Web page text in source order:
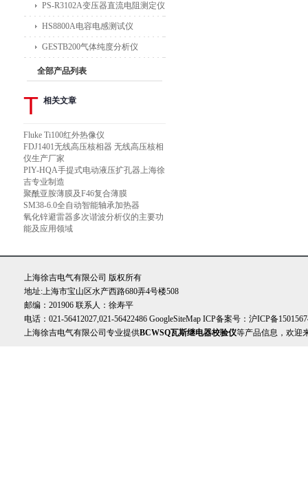
PS-R3102A变压器直流电阻测定仪
HS8800A电容电感测试仪
GESTB200气体纯度分析仪
全部产品列表
T 相关文章
Fluke Ti100红外热像仪
FDJ1401无线高压核相器 无线高压核相
仪生产厂家
PIY-HQA手提式电动液压扩孔器上海徐
吉专业制造
聚酰亚胺薄膜及F46复合薄膜
SM38-6.0全自动智能轴承加热器
氧化锌避雷器多次谐波分析仪的主要功
能及应用领域
上海徐吉电气有限公司 版权所有
地址:上海市宝山区水产西路680弄4号楼508
邮编：201906 联系人：徐寿平
电话：021-56412027,021-56422486 GoogleSiteMap ICP备案号： 沪ICP备
上海徐吉电气有限公司专业提供BCWSQ瓦斯继电器校验仪等产品信息，欢迎